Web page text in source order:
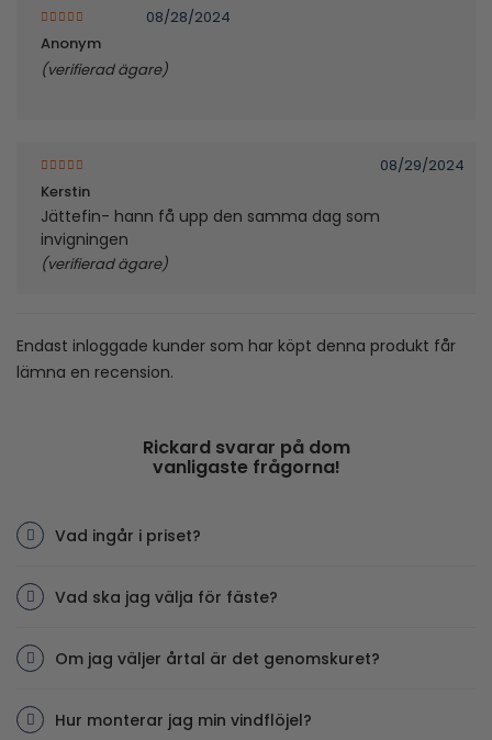
08/28/2024
Anonym
(verifierad ägare)
08/29/2024
Kerstin
Jättefin- hann få upp den samma dag som
invigningen
(verifierad ägare)
Endast inloggade kunder som har köpt denna produkt får
lämna en recension.
Rickard svarar på dom
vanligaste frågorna!
Vad ingår i priset?
Vad ska jag välja för fäste?
Om jag väljer årtal är det genomskuret?
Hur monterar jag min vindflöjel?